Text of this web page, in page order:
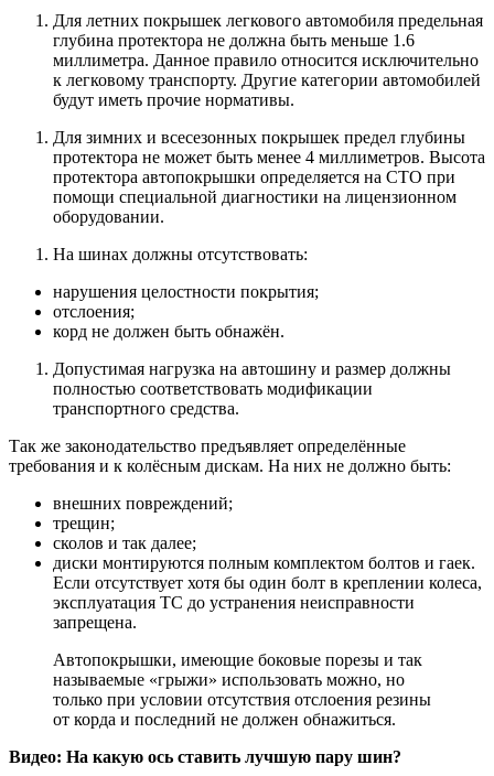
Для летних покрышек легкового автомобиля предельная
глубина протектора не должна быть меньше 1.6
миллиметра. Данное правило относится исключительно
к легковому транспорту. Другие категории автомобилей
будут иметь прочие нормативы.
Для зимних и всесезонных покрышек предел глубины
протектора не может быть менее 4 миллиметров. Высота
протектора автопокрышки определяется на СТО при
помощи специальной диагностики на лицензионном
оборудовании.
На шинах должны отсутствовать:
нарушения целостности покрытия;
отслоения;
корд не должен быть обнажён.
Допустимая нагрузка на автошину и размер должны
полностью соответствовать модификации
транспортного средства.
Так же законодательство предъявляет определённые
требования и к колёсным дискам. На них не должно быть:
внешних повреждений;
трещин;
сколов и так далее;
диски монтируются полным комплектом болтов и гаек.
Если отсутствует хотя бы один болт в креплении колеса,
эксплуатация ТС до устранения неисправности
запрещена.
Автопокрышки, имеющие боковые порезы и так
называемые «грыжи» использовать можно, но
только при условии отсутствия отслоения резины
от корда и последний не должен обнажиться.
Видео: На какую ось ставить лучшую пару шин?